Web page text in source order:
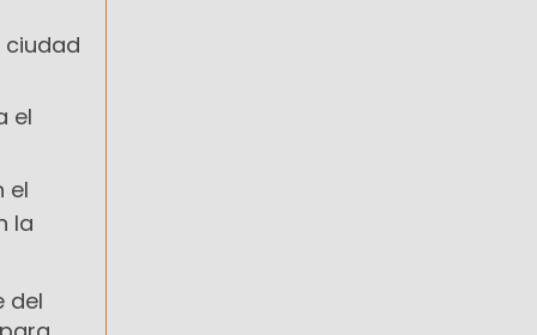
ciudad
el
el
la
del